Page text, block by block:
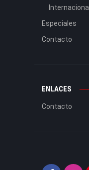
Internacional
Especiales
Contacto
ENLACES
Contacto